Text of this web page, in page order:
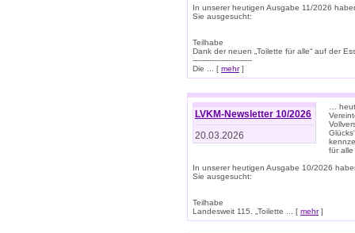
In unserer heutigen Ausgabe 11/2026
Sie ausgesucht:
Teilhabe
Dank der neuen „Toilette für alle“ auf der
-------------------------
Die ... [ mehr]
LVKM-Newsletter 10/2026
20.03.2026
…
für
In unserer heutigen Ausgabe 10/2026
Sie ausgesucht:
Teilhabe
Landesweit 115. „Toilette ... [ mehr]